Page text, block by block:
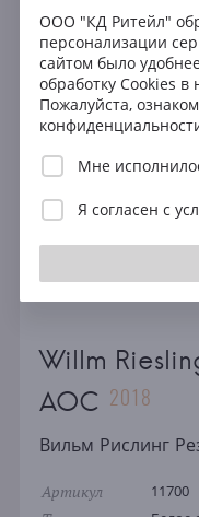
Willm
AOC 2018
Вильм Рислинг
Артикул 11700
ООО "КД Ритейл"
персонализации
сайтом было
обработку Cookies в
Пожалуйста,
Мне
Я согласен с